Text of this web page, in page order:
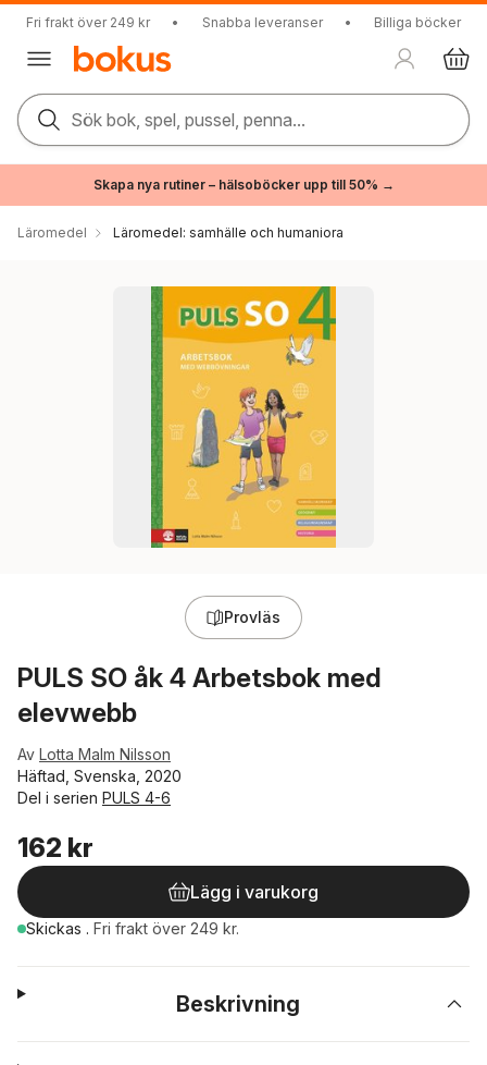
Fri frakt över 249 kr • Snabba leveranser • Billiga böcker
Sök bok, spel, pussel, penna...
Skapa nya rutiner – hälsoböcker upp till 50% →
Läromedel Läromedel: samhälle och humaniora
Provläs
PULS SO åk 4 Arbetsbok med
elevwebb
Av Lotta Malm Nilsson
Häftad, Svenska, 2020
Del i serien PULS 4-6
162 kr
Lägg i varukorg
Skickas . Fri frakt över 249 kr.
Beskrivning